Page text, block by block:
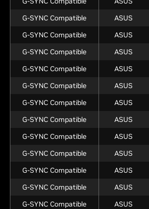
G-SYNC Compatible
ASUS
G-SYNC Compatible
ASUS
G-SYNC Compatible
ASUS
G-SYNC Compatible
ASUS
G-SYNC Compatible
ASUS
G-SYNC Compatible
ASUS
G-SYNC Compatible
ASUS
G-SYNC Compatible
ASUS
G-SYNC Compatible
ASUS
G-SYNC Compatible
ASUS
G-SYNC Compatible
ASUS
G-SYNC Compatible
ASUS